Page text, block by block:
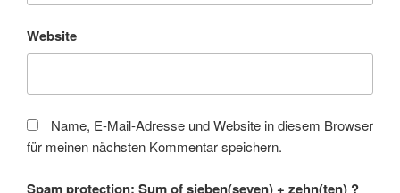
Website
Name, E-Mail-Adresse und Website in diesem Browser
für meinen nächsten Kommentar speichern.
Spam protection: Sum of sieben(seven) + zehn(ten) ?